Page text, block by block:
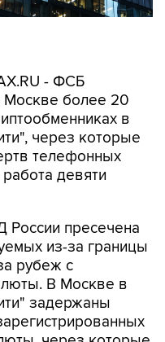
- ФСБ
Москве более 20
в
через которые
телефонных
девяти
России пресечена
из-за границы
рубеж с
В Москве в
задержаны